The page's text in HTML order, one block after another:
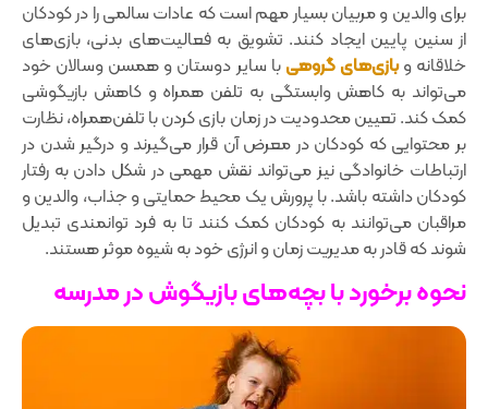
برای والدین و مربیان بسیار مهم است که عادات سالمی‌ را در کودکان
از سنین پایین ایجاد کنند. تشویق به فعالیت‌های بدنی‌، بازی‌های
خلاقانه وبازی‌های گروهی با سایر دوستان و همسن وسالان خود
می‌تواند به کاهش وابستگی به تلفن‌ همراه و کاهش بازیگوشی
کمک کند. تعیین محدودیت در زمان بازی کردن با تلفن‌همراه، نظارت
بر محتوایی که کودکان در معرض آن قرار می‌گیرند و درگیر شدن در
ارتباطات خانوادگی نیز می‌تواند نقش مهمی‌‌ در شکل دادن به رفتار
کودکان داشته باشد. با پرورش یک محیط حمایتی و جذاب‌، والدین و
مراقبان می‌توانند به کودکان کمک کنند تا به فرد توانمندی تبدیل
شوند که قادر به مدیریت زمان و انرژی خود به شیوه موثر هستند.
نحوه برخورد با بچه‌های بازیگوش در مدرسه